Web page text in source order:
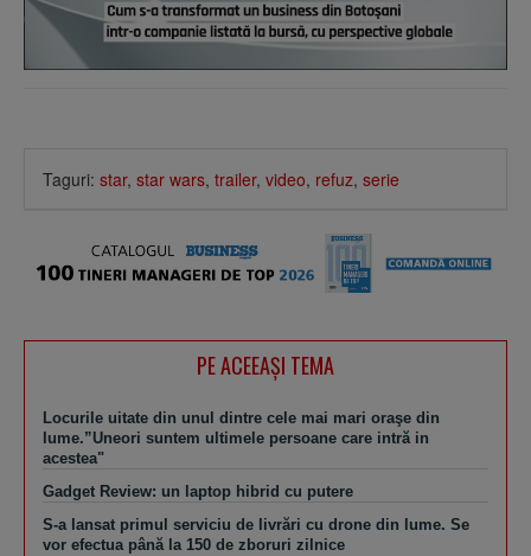
Taguri: star, star wars, trailer, video, refuz, serie
PE ACEEAŞI TEMA
Locurile uitate din unul dintre cele mai mari oraşe din
lume.”Uneori suntem ultimele persoane care intră in
acestea"
Gadget Review: un laptop hibrid cu putere
S-a lansat primul serviciu de livrări cu drone din lume. Se
vor efectua până la 150 de zboruri zilnice